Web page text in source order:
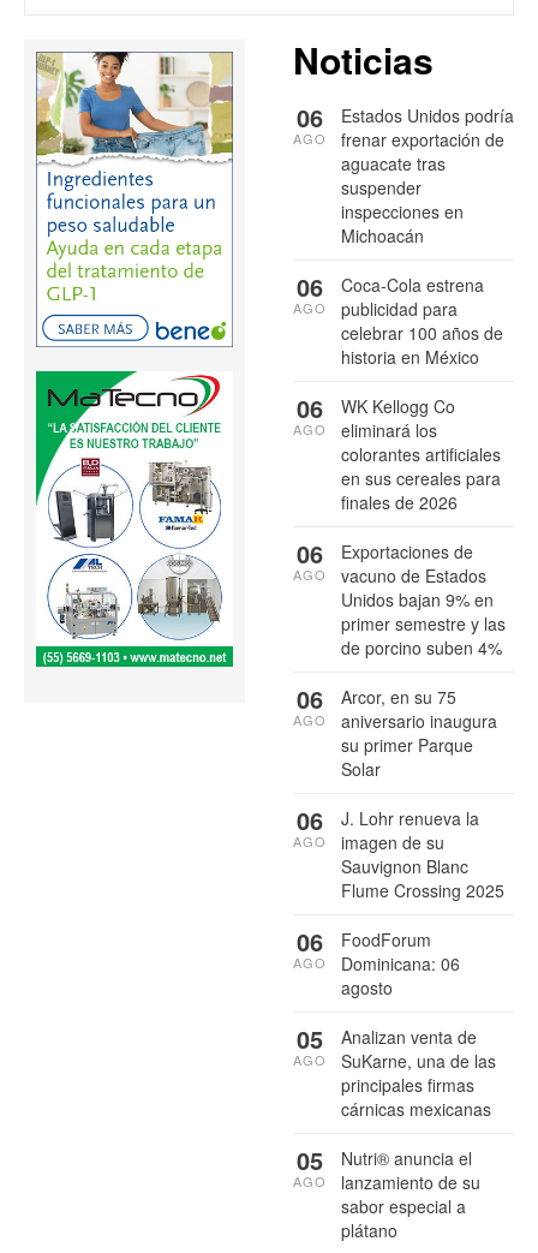
Noticias
Estados Unidos podría
frenar exportación de
aguacate tras
suspender
inspecciones en
Michoacán
06
AGO
Coca-Cola estrena
publicidad para
celebrar 100 años de
historia en México
06
AGO
WK Kellogg Co
eliminará los
colorantes artificiales
en sus cereales para
finales de 2026
06
AGO
Exportaciones de
vacuno de Estados
Unidos bajan 9% en
primer semestre y las
de porcino suben 4%
06
AGO
Arcor, en su 75
aniversario inaugura
su primer Parque
Solar
06
AGO
J. Lohr renueva la
imagen de su
Sauvignon Blanc
Flume Crossing 2025
06
AGO
FoodForum
Dominicana: 06
agosto
06
AGO
Analizan venta de
SuKarne, una de las
principales firmas
cárnicas mexicanas
05
AGO
Nutri® anuncia el
lanzamiento de su
sabor especial a
plátano
05
AGO